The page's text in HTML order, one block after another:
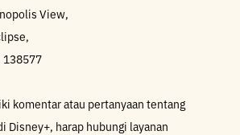
View,
138577
komentar atau pertanyaan tentang
Disney+, harap hubungi layanan